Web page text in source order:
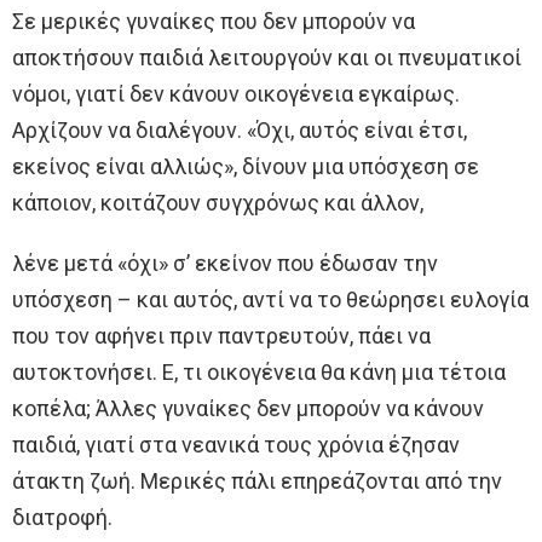
Σε μερικές γυναίκες που δεν μπορούν να
αποκτήσουν παιδιά λειτουργούν και οι πνευματικοί
νόμοι, γιατί δεν κάνουν οικογένεια εγκαίρως.
Αρχίζουν να διαλέγουν. «Όχι, αυτός είναι έτσι,
εκείνος είναι αλλιώς», δίνουν μια υπόσχεση σε
κάποιον, κοιτάζουν συγχρόνως και άλλον,
λένε μετά «όχι» σ’ εκείνον που έδωσαν την
υπόσχεση – και αυτός, αντί να το θεώρησει ευλογία
που τον αφήνει πριν παντρευτούν, πάει να
αυτοκτονήσει. Ε, τι οικογένεια θα κάνη μια τέτοια
κοπέλα; Άλλες γυναίκες δεν μπορούν να κάνουν
παιδιά, γιατί στα νεανικά τους χρόνια έζησαν
άτακτη ζωή. Μερικές πάλι επηρεάζονται από την
διατροφή.